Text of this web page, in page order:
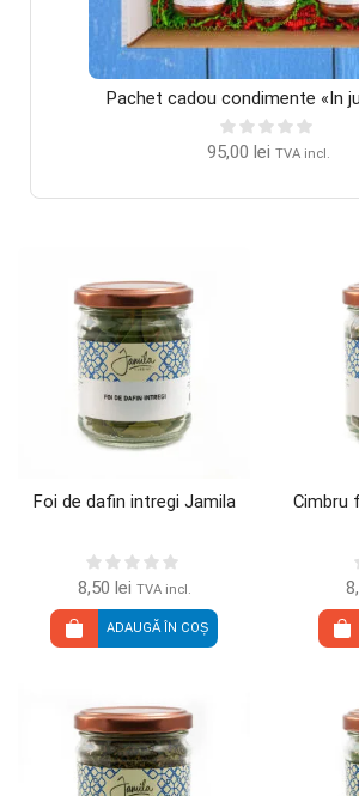
Pachet cadou condimente «In
95,00 lei TVA incl.
Foi de dafin intregi Jamila
8,50 lei TVA incl.
ADAUGĂ ÎN COȘ
Cimbru